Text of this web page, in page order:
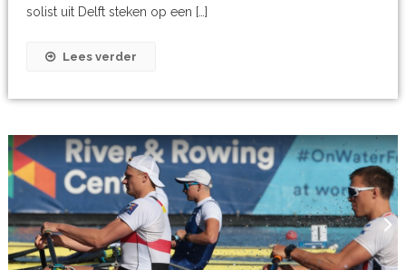
solist uit Delft steken op een […]
Lees verder